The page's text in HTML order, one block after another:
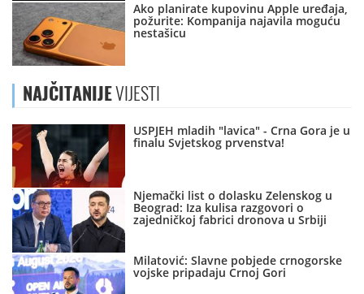
Ako planirate kupovinu Apple uređaja,
požurite: Kompanija najavila moguću
nestašicu
NAJČITANIJEVIJESTI
USPJEH mladih "lavica" - Crna Gora je u
finalu Svjetskog prvenstva!
Njemački list o dolasku Zelenskog u
Beograd: Iza kulisa razgovori o
zajedničkoj fabrici dronova u Srbiji
Milatović: Slavne pobjede crnogorske
vojske pripadaju Crnoj Gori